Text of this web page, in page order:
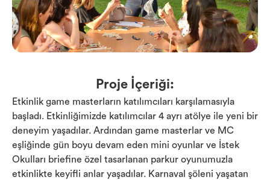
Proje İçeriği:
Etkinlik game masterların katılımcıları karşılamasıyla
başladı. Etkinliğimizde katılımcılar 4 ayrı atölye ile yeni bir
deneyim yaşadılar. Ardından game masterlar ve MC
eşliğinde gün boyu devam eden mini oyunlar ve İstek
Okulları briefine özel tasarlanan parkur oyunumuzla
etkinlikte keyifli anlar yaşadılar. Karnaval şöleni yaşatan